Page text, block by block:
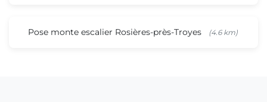
Pose monte escalier Rosières-près-Troyes (4.6 km)